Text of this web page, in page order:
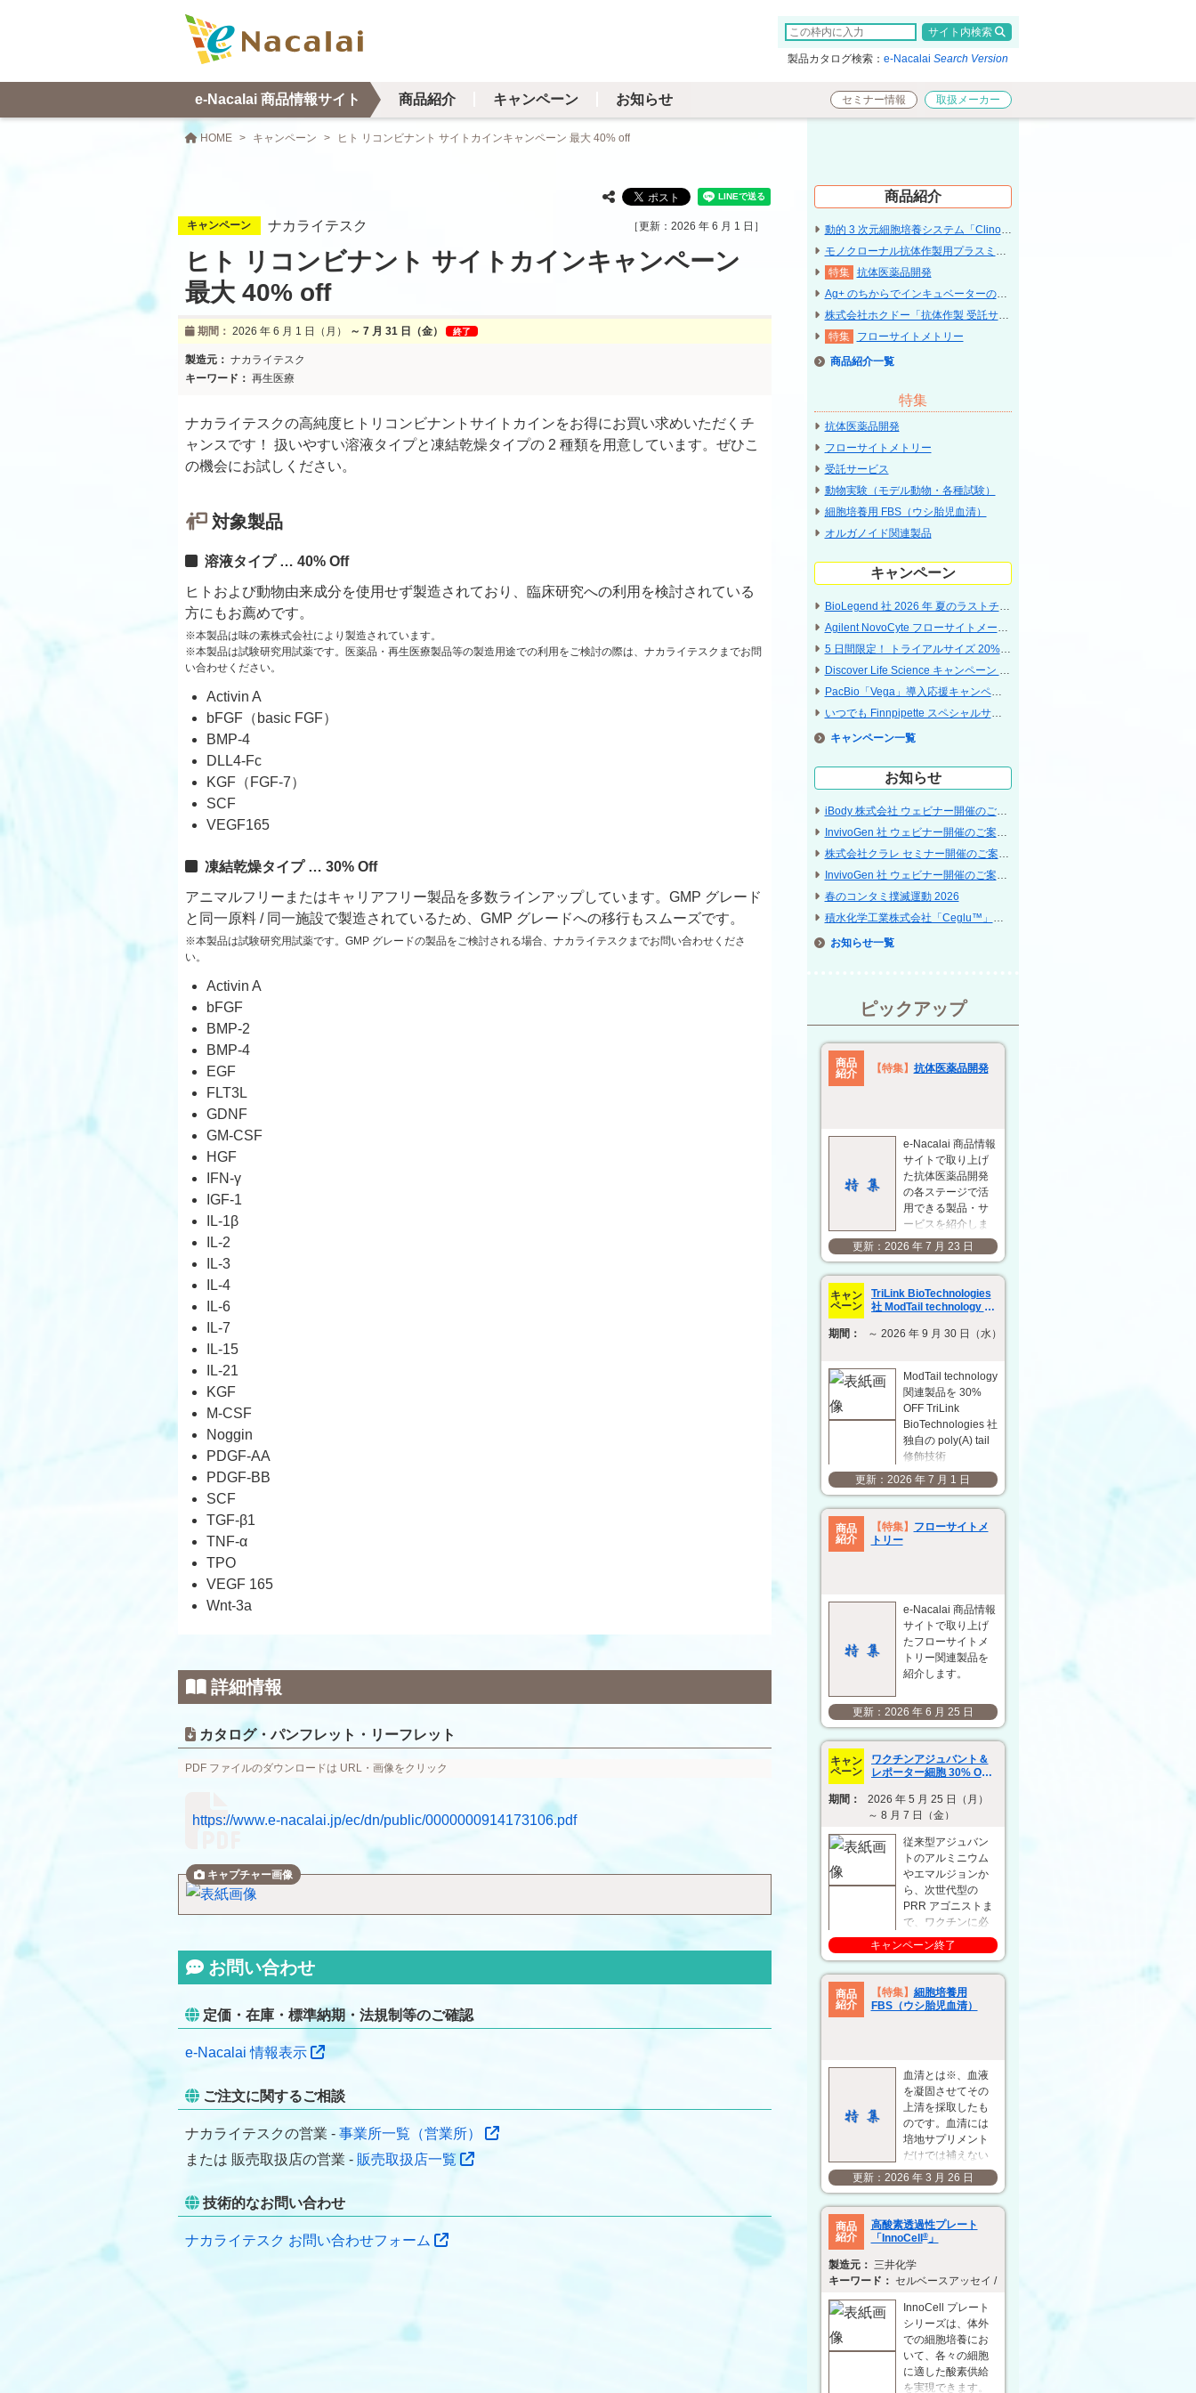
検索
製品カタログ検索： e-Nacalai Search Version
e-Nacalai 商品情報サイト 商品紹介 キャンペーン お知らせ セミナー情報 取扱メーカー
HOME キャンペーン ヒト リコンビナント サイトカインキャンペーン 最大 40% off
キャンペーン ナカライテスク 2026 年 6 月 1 日
ヒト リコンビナント サイトカインキャンペーン
最大 40% off
2026 年 6 月 1 日 （月） ～ 7 月 31 日（金） 終了
ナカライテスク
再生医療
ナカライテスクの高純度ヒトリコンビナントサイトカインをお得にお買い求めいただくチ
ャンスです！ 扱いやすい溶液タイプと凍結乾燥タイプの 2 種類を用意しています。ぜひこ
の機会にお試しください。
対象製品
溶液タイプ … 40% Off
ヒトおよび動物由来成分を使用せず製造されており、臨床研究への利用を検討されている
方にもお薦めです。
※本製品は味の素株式会社により製造されています。
※本製品は試験研究用試薬です。医薬品・再生医療製品等の製造用途での利用をご検討の際は、ナカライテスクまでお問
い合わせください。
Activin A
bFGF（basic FGF）
BMP-4
DLL4-Fc
KGF（FGF-7）
SCF
VEGF165
凍結乾燥タイプ … 30% Off
アニマルフリーまたはキャリアフリー製品を多数ラインアップしています。GMP グレード
と同一原料 / 同一施設で製造されているため、GMP グレードへの移行もスムーズです。
※本製品は試験研究用試薬です。GMP グレードの製品をご検討される場合、ナカライテスクまでお問い合わせくださ
い。
Activin A
bFGF
BMP-2
BMP-4
EGF
FLT3L
GDNF
GM-CSF
HGF
IFN-γ
IGF-1
IL-1β
IL-2
IL-3
IL-4
IL-6
IL-7
IL-15
IL-21
KGF
M-CSF
Noggin
PDGF-AA
PDGF-BB
SCF
TGF-β1
TNF-α
TPO
VEGF 165
Wnt-3a
詳細情報
カタログ・パンフレット・リーフレット
PDF ファイルのダウンロードは URL・画像をクリック
https://www.e-nacalai.jp/ec/dn/public/0000000914173106.pdf
お問い合わせ
定価・在庫・標準納期・法規制等のご確認
e-Nacalai 情報表示
ご注文に関するご相談
ナカライテスクの営業 - 事業所一覧（営業所）
または 販売取扱店の営業 - 販売取扱店一覧
技術的なお問い合わせ
ナカライテスク お問い合わせフォーム
商品紹介
動的 3 次元細胞培養システム「ClinoStar 2」〔Celvivo〕
モノクローナル抗体作製用プラスミド「pFUSE / pTRIOZ」〔InvivoGen〕
抗体医薬品開発
Ag+ のちからでインキュベーターのコンタミネーション予防「Cleag+ard」
株式会社ホクドー「抗体作製 受託サービス」
フローサイトメトリー
商品紹介
特集
抗体医薬品開発
フローサイトメトリー
受託サービス
動物実験（モデル動物・各種試験）
細胞培養用 FBS（ウシ胎児血清）
オルガノイド関連製品
キャンペーン
BioLegend 社 2026 年 夏のラストチャンス・特別な 5 日間 ラストサマーキャンペーン
Agilent NovoCyte フローサイトメータ 特別プライスキャンペーン
5 ⽇間限定！ トライアルサイズ 20% OFF キャンペーン〔CST〕
Discover Life Science キャンペーン 2026 Jul - Sep 神経科学研究関連特集
PacBio「Vega」導入応援キャンペーン
いつでも Finnpipette スペシャルサポート 2026
キャンペーン
お知らせ
iBody 株式会社 ウェビナー開催のご案内
InvivoGen 社 ウェビナー開催のご案内「Discover our cell lines and their applications」
株式会社クラレ セミナー開催のご案内 ─ インターフェックス Week 東京 / 再生医療 EXPO 東京
InvivoGen 社 ウェビナー開催のご案内「Powering Cytokine Research」
春のコンタミ撲滅運動 2026
積水化学工業株式会社「Ceglu™」等に関する共催セミナー開催のご案内 ─ 第 25 回 日本再生医療学会総会
お知らせ
ピックアップ
商品
紹介
【特集】 抗体医薬品開発
e-Nacalai 商品情報
サイトで取り上げ
た抗体医薬品開発
の各ステージで活
用できる製品・サ
ービスを紹介しま
す。研究開発の効
率化と成果の最大
化に向けて、用途
や目的に応じた最
適な製品・サービ
トします。 抗原作
社 複数回膜貫通型
タンパク質
2026 年 7 月 23 日
キャン
ペーン
TriLink BioTechnologies
社 ModTail technology 関
ーン
期間： ～ 2026 年 9 月 30 日（水）
ModTail technology
関連製品を 30%
OFF TriLink
BioTechnologies 社
独自の poly(A) tail
修飾技術
「ModTail」は、in
vitro 転写（IVT）後
に poly(A) tail の 3'
末端に小さな化学
修飾基を付加する
2026 年 7 月 1 日
商品
紹介
【特集】
フローサイトメ
トリー
e-Nacalai 商品情報
サイトで取り上げ
たフローサイトメ
トリー関連製品を
紹介します。
2026 年 6 月 25 日
キャン
ペーン
ワクチンアジュバント＆
レポーター細胞 30% OFF
期間：
2026 年 5 月 25 日（月）
～ 8 月 7 日（金）
従来型アジュバン
トのアルミニウム
やエマルジョンか
ら、次世代型の
PRR アゴニストま
で、ワクチンに必
要なアジュバント
製品を幅広く提供
しています。ま
た、アジュバント
の評価に使用でき
ュバントおよびレ
ポーター細胞を
30% OFF の特別価
格で提供しますの
で…
キャンペーン終了
商品
紹介
【特集】 細胞培養用
FBS（ウシ胎児血清）
血清とは※、血液
を凝固させてその
上清を採取したも
のです。血清には
培地サプリメント
だけでは補えない
さまざまな細胞増
殖促進物質、細胞
傷害保護因子、栄
養因子などの成分
が含まれており、
～ 20% 添加して培
養に用いることが
一般的です。血清
にはウシ胎児血清
（FBS）、新生仔
ウシ血清
（NBCS）、ウマ血
清（H…
2026 年 3 月 26 日
商品
紹介
高酸素透過性プレート
「InnoCell®」
三井化学
セルベースアッセイ / 薬物動態 / 安全性試験 / ADMET / CYP
InnoCell プレート
シリーズは、体外
での細胞培養にお
いて、各々の細胞
に適した酸素供給
を実現できます。